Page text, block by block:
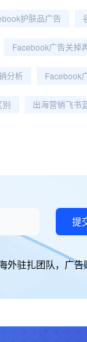
护肤品广告
Facebook广告关掉
分析 Facebook
别 出海营销飞书
提
外驻扎团队，广告